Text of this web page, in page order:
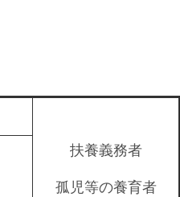
扶養義務者
孤児等の養育者